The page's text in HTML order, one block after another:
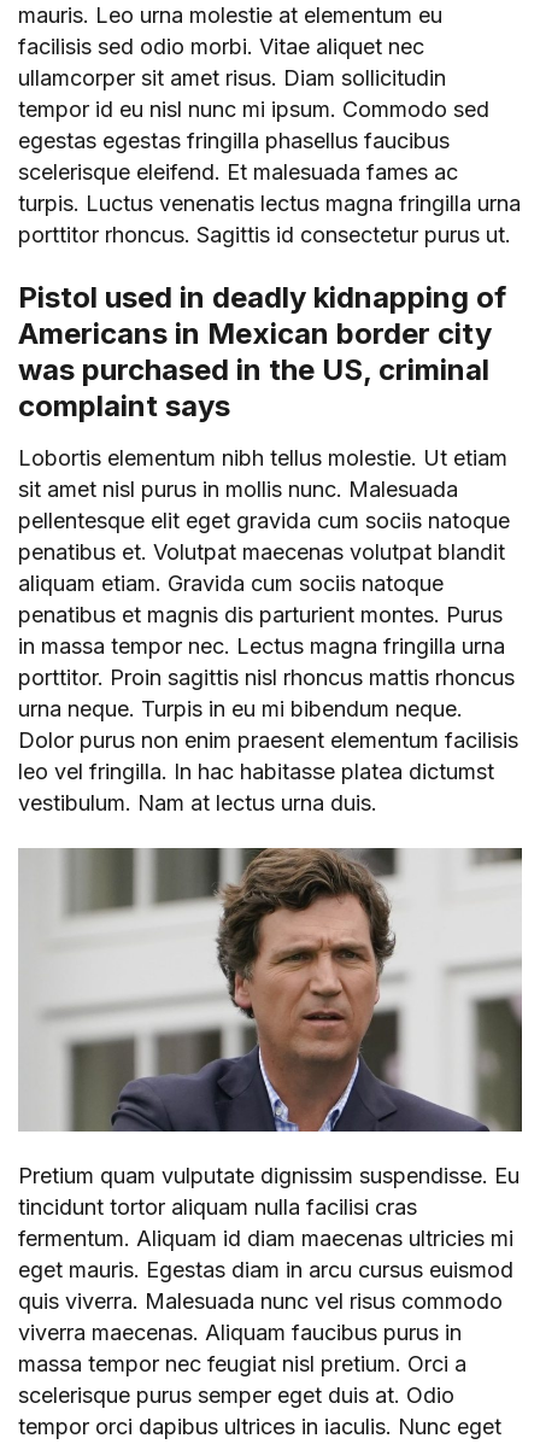
mauris. Leo urna molestie at elementum eu
facilisis sed odio morbi. Vitae aliquet nec
ullamcorper sit amet risus. Diam sollicitudin
tempor id eu nisl nunc mi ipsum. Commodo sed
egestas egestas fringilla phasellus faucibus
scelerisque eleifend. Et malesuada fames ac
turpis. Luctus venenatis lectus magna fringilla urna
porttitor rhoncus. Sagittis id consectetur purus ut.
Pistol used in deadly kidnapping of
Americans in Mexican border city
was purchased in the US, criminal
complaint says
Lobortis elementum nibh tellus molestie. Ut etiam
sit amet nisl purus in mollis nunc. Malesuada
pellentesque elit eget gravida cum sociis natoque
penatibus et. Volutpat maecenas volutpat blandit
aliquam etiam. Gravida cum sociis natoque
penatibus et magnis dis parturient montes. Purus
in massa tempor nec. Lectus magna fringilla urna
porttitor. Proin sagittis nisl rhoncus mattis rhoncus
urna neque. Turpis in eu mi bibendum neque.
Dolor purus non enim praesent elementum facilisis
leo vel fringilla. In hac habitasse platea dictumst
vestibulum. Nam at lectus urna duis.
Pretium quam vulputate dignissim suspendisse. Eu
tincidunt tortor aliquam nulla facilisi cras
fermentum. Aliquam id diam maecenas ultricies mi
eget mauris. Egestas diam in arcu cursus euismod
quis viverra. Malesuada nunc vel risus commodo
viverra maecenas. Aliquam faucibus purus in
massa tempor nec feugiat nisl pretium. Orci a
scelerisque purus semper eget duis at. Odio
tempor orci dapibus ultrices in iaculis. Nunc eget